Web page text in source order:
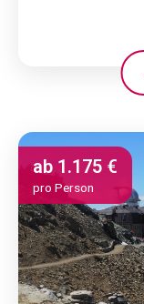
ab 1.175 €
pro Person